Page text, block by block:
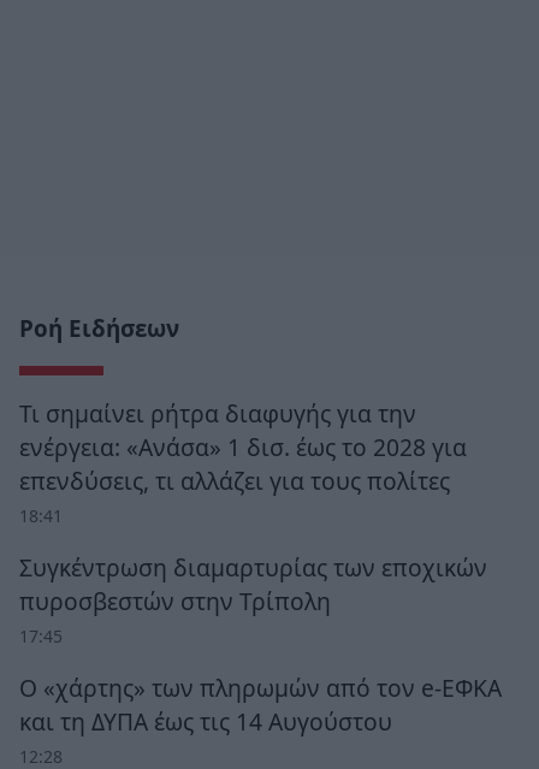
Ροή Ειδήσεων
Τι σημαίνει ρήτρα διαφυγής για την
ενέργεια: «Ανάσα» 1 δισ. έως το 2028 για
επενδύσεις, τι αλλάζει για τους πολίτες
18:41
Συγκέντρωση διαμαρτυρίας των εποχικών
πυροσβεστών στην Τρίπολη
17:45
Ο «χάρτης» των πληρωμών από τον e-ΕΦΚΑ
και τη ΔΥΠΑ έως τις 14 Αυγούστου
12:28